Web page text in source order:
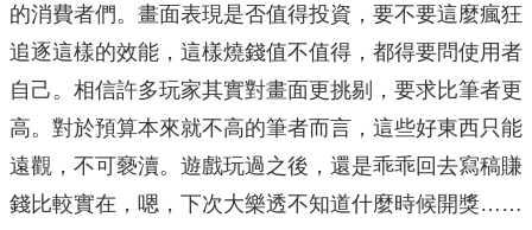
的消費者們。畫面表現是否值得投資，要不要這麼瘋狂
追逐這樣的效能，這樣燒錢值不值得，都得要問使用者
自己。相信許多玩家其實對畫面更挑剔，要求比筆者更
高。對於預算本來就不高的筆者而言，這些好東西只能
遠觀，不可褻瀆。遊戲玩過之後，還是乖乖回去寫稿賺
錢比較實在，嗯，下次大樂透不知道什麼時候開獎……